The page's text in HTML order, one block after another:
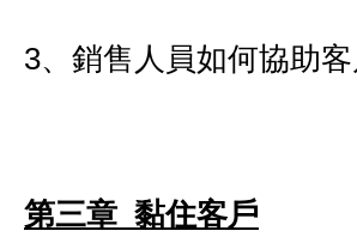
3、銷售人員如何協助
第三章 黏住客戶